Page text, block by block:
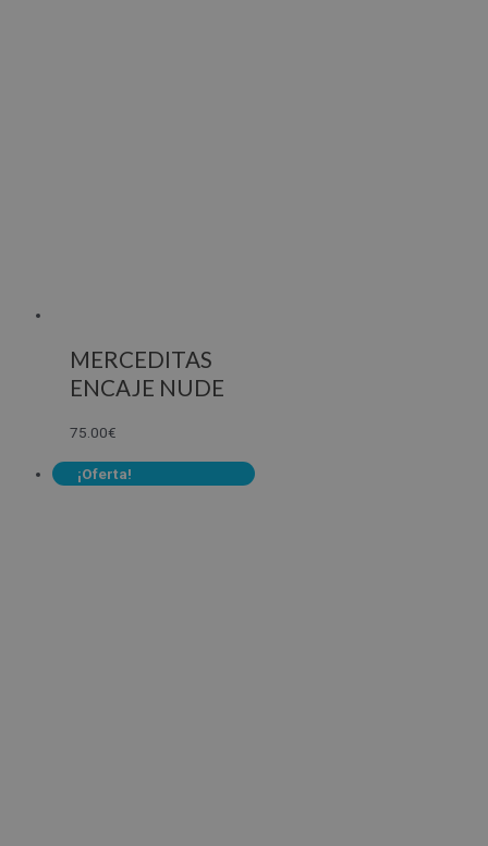
MERCEDITAS
ENCAJE NUDE
75.00€
¡Oferta!